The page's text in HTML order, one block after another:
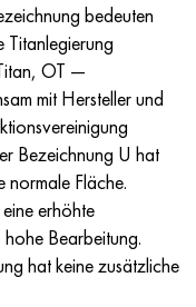
bedeuten
Titanlegierung
OT —
mit Hersteller und
Bezeichnung U hat
normale Fläche.
erhöhte
Bearbeitung.
hat keine zusätzliche